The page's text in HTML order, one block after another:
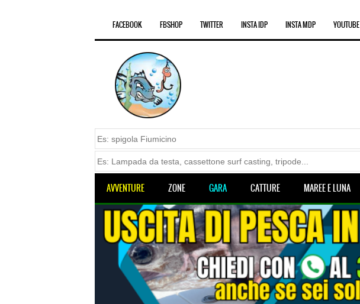
FACEBOOK FBSHOP TWITTER INSTA IDP INSTA MDP YOUTUBE
AVVENTURE ZONE GARA CATTURE MAREE E LUNA